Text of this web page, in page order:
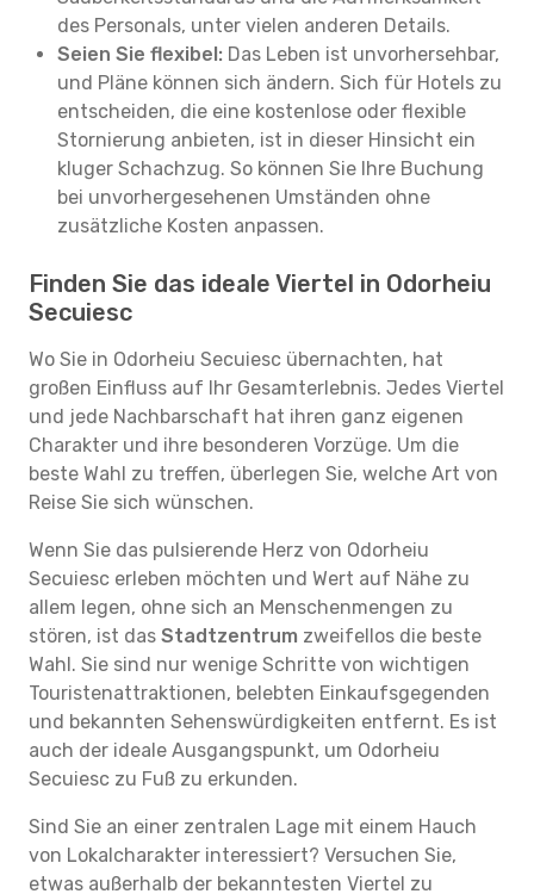
des Personals, unter vielen anderen Details.
Seien Sie flexibel: Das Leben ist unvorhersehbar,
und Pläne können sich ändern. Sich für Hotels zu
entscheiden, die eine kostenlose oder flexible
Stornierung anbieten, ist in dieser Hinsicht ein
kluger Schachzug. So können Sie Ihre Buchung
bei unvorhergesehenen Umständen ohne
zusätzliche Kosten anpassen.
Finden Sie das ideale Viertel in Odorheiu
Secuiesc
Wo Sie in Odorheiu Secuiesc übernachten, hat
großen Einfluss auf Ihr Gesamterlebnis. Jedes Viertel
und jede Nachbarschaft hat ihren ganz eigenen
Charakter und ihre besonderen Vorzüge. Um die
beste Wahl zu treffen, überlegen Sie, welche Art von
Reise Sie sich wünschen.
Wenn Sie das pulsierende Herz von Odorheiu
Secuiesc erleben möchten und Wert auf Nähe zu
allem legen, ohne sich an Menschenmengen zu
stören, ist das Stadtzentrum zweifellos die beste
Wahl. Sie sind nur wenige Schritte von wichtigen
Touristenattraktionen, belebten Einkaufsgegenden
und bekannten Sehenswürdigkeiten entfernt. Es ist
auch der ideale Ausgangspunkt, um Odorheiu
Secuiesc zu Fuß zu erkunden.
Sind Sie an einer zentralen Lage mit einem Hauch
von Lokalcharakter interessiert? Versuchen Sie,
etwas außerhalb der bekanntesten Viertel zu